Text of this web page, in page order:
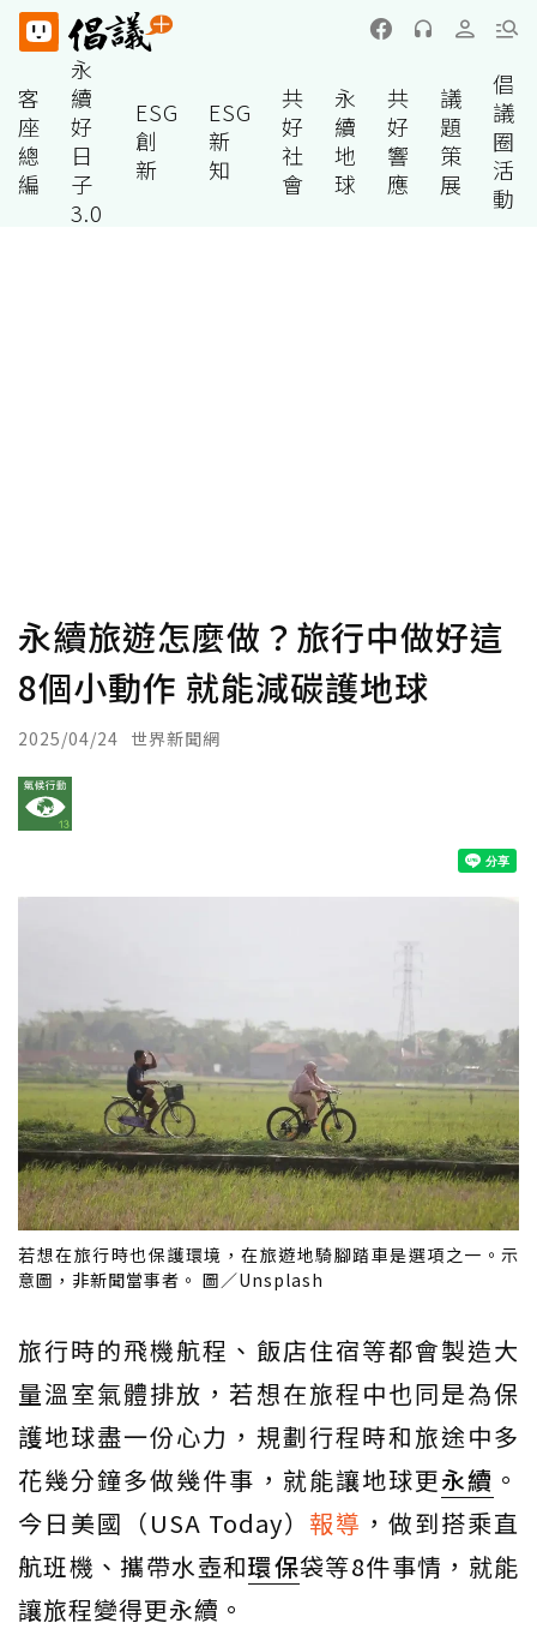
客
座
總
編
永
續
好
日
子
3.0
ESG
創
新
ESG
新
知
共
好
社
會
永
續
地
球
共
好
響
應
議
題
策
展
倡
議
圈
活
動
永續旅遊怎麼做？旅行中做好這
8個小動作 就能減碳護地球
2025/04/24 世界新聞網
若想在旅行時也保護環境，在旅遊地騎腳踏車是選項之一。示
意圖，非新聞當事者。 圖／Unsplash
旅行時的飛機航程、飯店住宿等都會製造大
量溫室氣體排放，若想在旅程中也同是為保
護地球盡一份心力，規劃行程時和旅途中多
花幾分鐘多做幾件事，就能讓地球更永續 。
今日美國（USA Today） 報導 ，做到搭乘直
航班機、攜帶水壺和環保袋等8件事情，就能
讓旅程變得更永續。